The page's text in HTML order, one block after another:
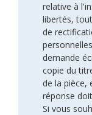
relative à
libertés,
de
demande
copie du
de la pièce,
réponse
Si vous